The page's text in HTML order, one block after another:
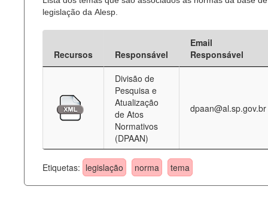
legislação da Alesp.
Recursos Responsável
Email
Responsável
Divisão de
Pesquisa e
Atualização
de Atos
Normativos
(DPAAN)
dpaan@al.sp.gov.br
Etiquetas: legislação norma tema